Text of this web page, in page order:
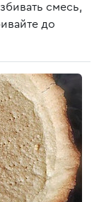
смесь,
до